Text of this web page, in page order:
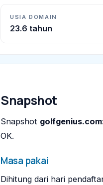
USIA DOMAIN
23.6 tahun
Snapshot
Snapshot golfgenius.com
OK.
Masa pakai
Dihitung dari hari